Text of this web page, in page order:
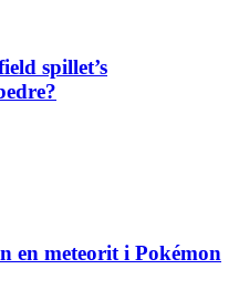
spillet’s
en meteorit i Pokémon